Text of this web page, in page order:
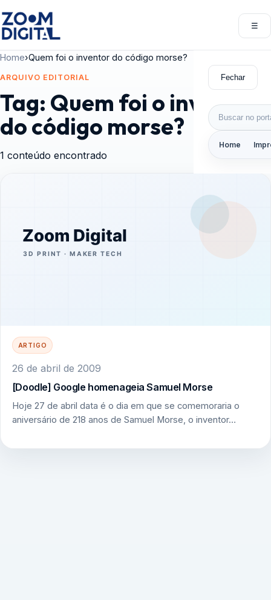
☰
Fechar
Buscar por:
Home
Home›Quem foi o inventor do código morse?
ARQUIVO EDITORIAL
Tag: Quem foi o inventor
do código morse?
1 conteúdo encontrado
ARTIGO
26 de abril de 2009
[Doodle] Google homenageia Samuel Morse
Hoje 27 de abril data é o dia em que se comemoraria o
aniversário de 218 anos de Samuel Morse, o inventor…